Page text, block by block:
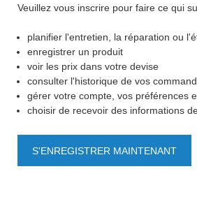
Veuillez vous inscrire pour faire ce qui
planifier l'entretien, la réparation ou
enregistrer un produit
voir les prix dans votre devise
consulter l'historique de vos
gérer votre compte, vos préférences
choisir de recevoir des informations
S'ENREGISTRER MAINTENANT